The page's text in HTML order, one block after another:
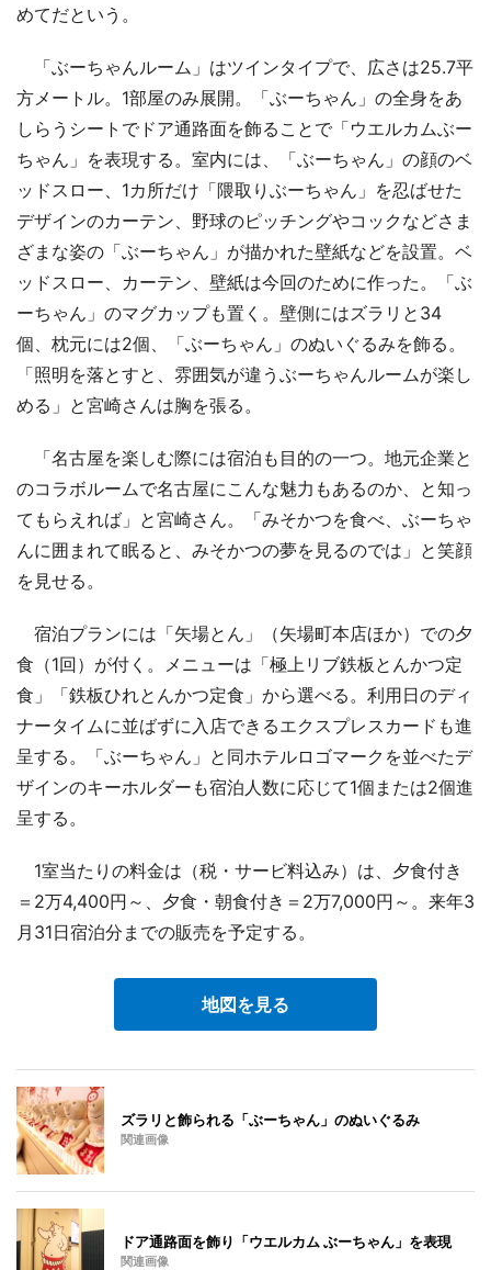
めてだという。
「ぶーちゃんルーム」はツインタイプで、広さは25.7平
方メートル。1部屋のみ展開。「ぶーちゃん」の全身をあ
しらうシートでドア通路面を飾ることで「ウエルカムぶー
ちゃん」を表現する。室内には、「ぶーちゃん」の顔のベ
ッドスロー、1カ所だけ「隈取りぶーちゃん」を忍ばせた
デザインのカーテン、野球のピッチングやコックなどさま
ざまな姿の「ぶーちゃん」が描かれた壁紙などを設置。ベ
ッドスロー、カーテン、壁紙は今回のために作った。「ぶ
ーちゃん」のマグカップも置く。壁側にはズラリと34
個、枕元には2個、「ぶーちゃん」のぬいぐるみを飾る。
「照明を落とすと、雰囲気が違うぶーちゃんルームが楽し
める」と宮崎さんは胸を張る。
「名古屋を楽しむ際には宿泊も目的の一つ。地元企業と
のコラボルームで名古屋にこんな魅力もあるのか、と知っ
てもらえれば」と宮崎さん。「みそかつを食べ、ぶーちゃ
んに囲まれて眠ると、みそかつの夢を見るのでは」と笑顔
を見せる。
宿泊プランには「矢場とん」（矢場町本店ほか）での夕
食（1回）が付く。メニューは「極上リブ鉄板とんかつ定
食」「鉄板ひれとんかつ定食」から選べる。利用日のディ
ナータイムに並ばずに入店できるエクスプレスカードも進
呈する。「ぶーちゃん」と同ホテルロゴマークを並べたデ
ザインのキーホルダーも宿泊人数に応じて1個または2個進
呈する。
1室当たりの料金は（税・サービ料込み）は、夕食付き
＝2万4,400円～、夕食・朝食付き＝2万7,000円～。来年3
月31日宿泊分までの販売を予定する。
地図を見る
ズラリと飾られる「ぶーちゃん」のぬいぐるみ
関連画像
ドア通路面を飾り「ウエルカム ぶーちゃん」を表現
関連画像